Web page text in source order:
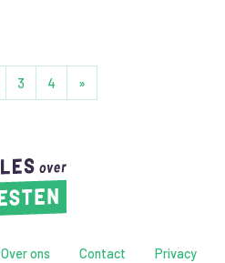
3 4 »
Over ons Contact
Privacy